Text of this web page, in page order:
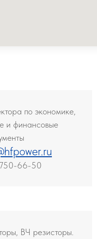
по экономике,
и финансовые
u
66-50
ВЧ резисторы.